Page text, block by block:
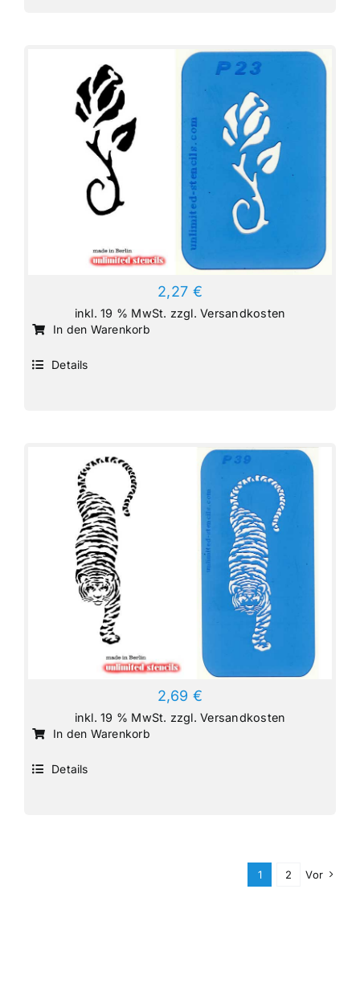
2,27 €
inkl. 19 % MwSt. zzgl.Versandkosten
In den Warenkorb
Details
2,69€
inkl. 19 % MwSt. zzgl.Versandkosten
In den Warenkorb
Details
1 2 Vor